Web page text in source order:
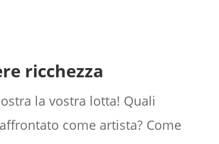
ricchezza
la vostra lotta! Quali
come artista? Come